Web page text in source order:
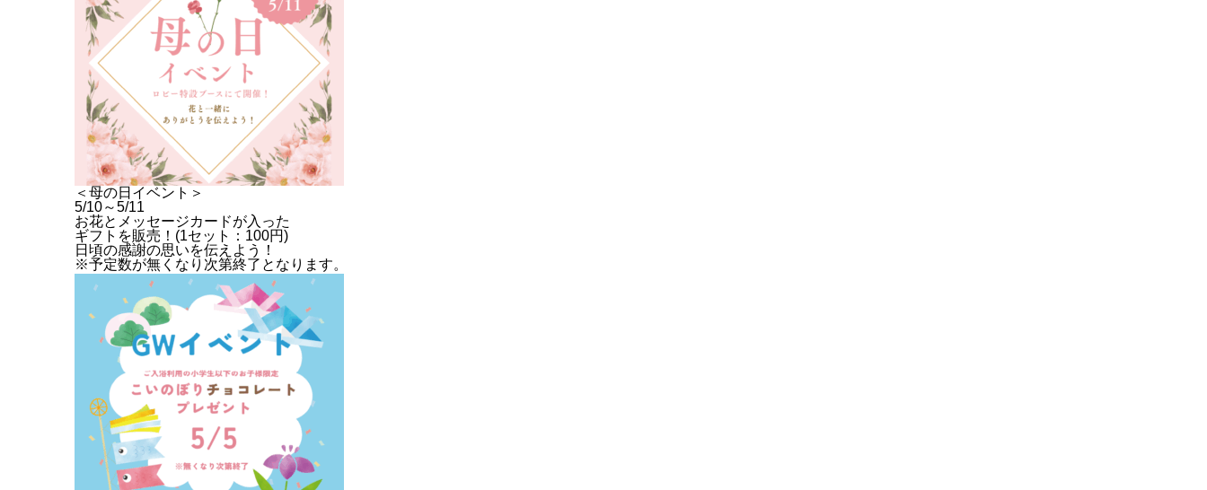
＜母の日イベント＞
5/10～5/11
お花とメッセージカードが入った
ギフトを販売！(1セット：100円)
日頃の感謝の思いを伝えよう！
※予定数が無くなり次第終了となります。